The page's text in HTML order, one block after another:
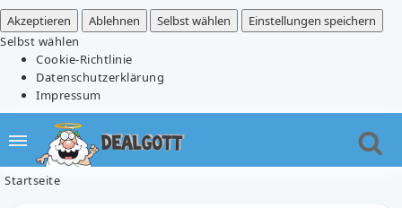
Akzeptieren
Ablehnen Selbst wählen
Einstellungen speichern
Selbst wählen
Cookie-Richtlinie
Datenschutzerklärung
Impressum
Startseite